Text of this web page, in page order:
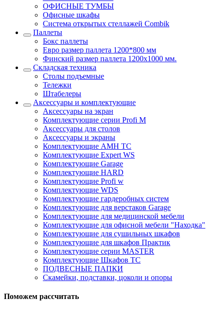
ОФИСНЫЕ ТУМБЫ
Офисные шкафы
Система открытых стеллажей Combik
Паллеты
Бокс паллеты
Евро размер паллета 1200*800 мм
Финский размер паллета 1200х1000 мм.
Складская техника
Столы подъемные
Тележки
Штабелеры
Аксессуары и комплектующие
Аксессуары на экран
Комплектующие серии Profi M
Аксессуары для столов
Аксессуары и экраны
Комплектующие AMH TC
Комплектующие Expert WS
Комплектующие Garage
Комплектующие HARD
Комплектующие Profi w
Комплектующие WDS
Комплектующие гардеробных систем
Комплектующие для верстаков Garage
Комплектующие для медицинской мебели
Комплектующие для офисной мебели "Находка"
Комплектующие для сушильных шкафов
Комплектующие для шкафов Практик
Комплектующие серии MASTER
Комплектующие Шкафов ТС
ПОДВЕСНЫЕ ПАПКИ
Скамейки, подставки, цоколи и опоры
Поможем рассчитать